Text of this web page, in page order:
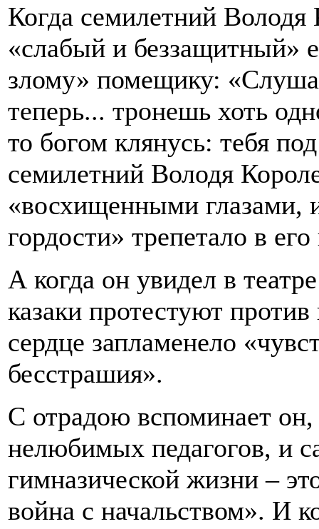
Когда семилетний Володя
«слабый и беззащитный»
злому» помещику:
теперь... тронешь хоть
то богом клянусь: тебя
семилетний Володя
«восхищенными глазами,
гордости» трепетало в
А когда он увидел в
казаки протестуют
сердце запламенело
бесстрашия».
С отрадою вспоминает
нелюбимых педагогов, и
гимназической жизни –
война с начальством». И